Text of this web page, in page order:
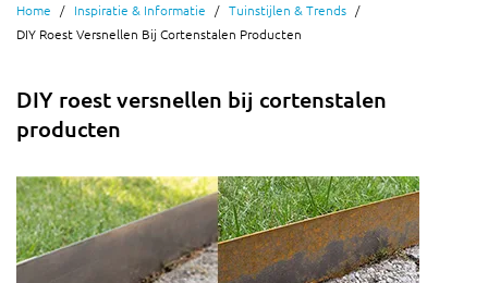
Home Inspiratie & Informatie
Tuinstijlen & Trends
DIY Roest Versnellen Bij Cortenstalen Producten
DIY roest versnellen bij cortenstalen
producten